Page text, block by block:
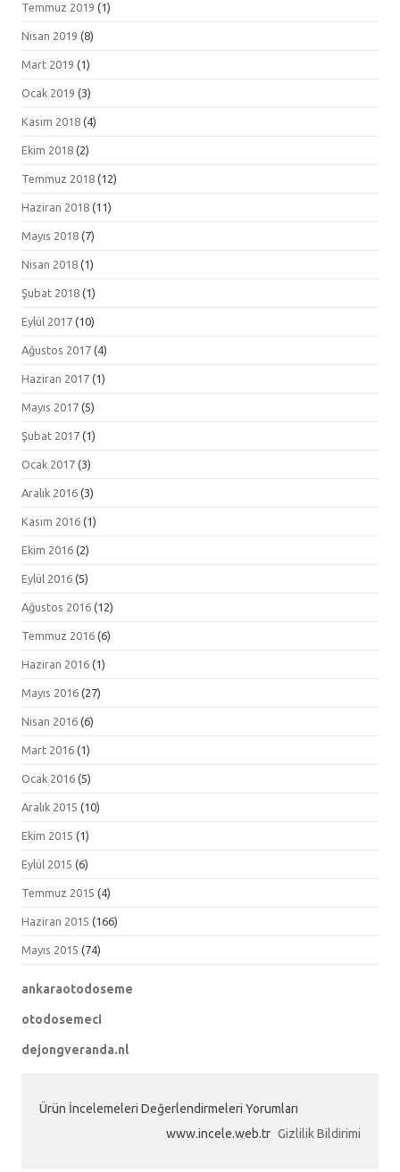
Temmuz 2019 (1)
Nisan 2019 (8)
Mart 2019 (1)
Ocak 2019 (3)
Kasım 2018 (4)
Ekim 2018 (2)
Temmuz 2018 (12)
Haziran 2018 (11)
Mayıs 2018 (7)
Nisan 2018 (1)
Şubat 2018 (1)
Eylül 2017 (10)
Ağustos 2017 (4)
Haziran 2017 (1)
Mayıs 2017 (5)
Şubat 2017 (1)
Ocak 2017 (3)
Aralık 2016 (3)
Kasım 2016 (1)
Ekim 2016 (2)
Eylül 2016 (5)
Ağustos 2016 (12)
Temmuz 2016 (6)
Haziran 2016 (1)
Mayıs 2016 (27)
Nisan 2016 (6)
Mart 2016 (1)
Ocak 2016 (5)
Aralık 2015 (10)
Ekim 2015 (1)
Eylül 2015 (6)
Temmuz 2015 (4)
Haziran 2015 (166)
Mayıs 2015 (74)
ankaraotodoseme
otodosemeci
dejongveranda.nl
Ürün İncelemeleri Değerlendirmeleri Yorumları
www.incele.web.tr Gizlilik Bildirimi